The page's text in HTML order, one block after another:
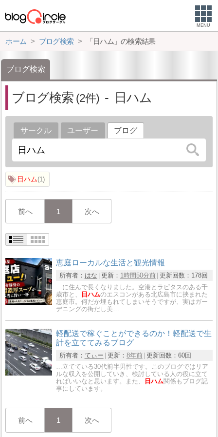
MENU
ホーム ブログ検索 「日ハム」の検索結果
ブログ検索
ブログ検索 2 日ハム
サークル ユーザー ブログ
日ハム 1
前へ 1 次へ
恵庭ローカルな生活と観光情報
所有者： はな 更新： 1時間50分前 更新回数： 178回
…に住んで長くなりました。空港とラピタスのある千
歳市と、
日ハムのエスコンがある北広島市に挟まれた
恵庭市。何だか埋もれてしまいそうですが、実はガー
デニングの街だし美…
軽配送で稼ぐことができるのか！軽配送で生
計を立ててみるブログ
所有者： てぃー 更新： 8年前 更新回数： 60回
…立てている30代前半男性です。このブログではリア
ルな収入を公開していき、検討している人の役に立て
ればいいなと思います。また、
日ハム関係もブログ記
事にしています。
前へ 1 次へ